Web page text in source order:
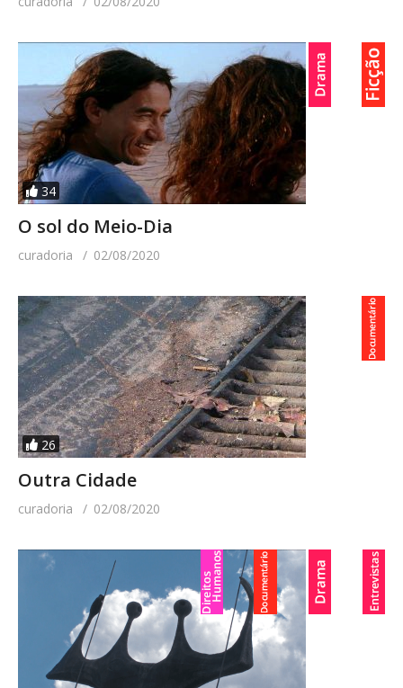
34
O sol do Meio-Dia
curadoria 02/08/2020
26
Outra Cidade
curadoria 02/08/2020